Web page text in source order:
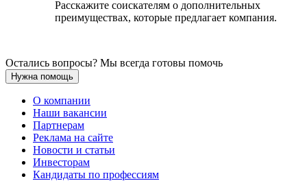
Расскажите соискателям о дополнительных
преимуществах, которые предлагает компания.
Остались вопросы? Мы всегда готовы помочь
Нужна помощь
О компании
Наши вакансии
Партнерам
Реклама на сайте
Новости и статьи
Инвесторам
Кандидаты по профессиям